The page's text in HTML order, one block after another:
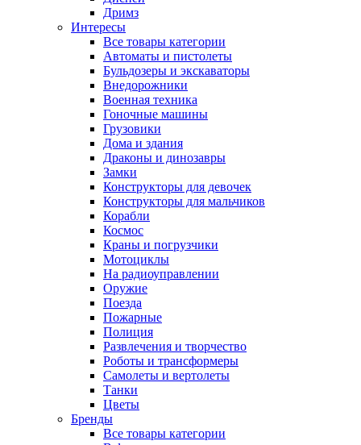
Дримз
Интересы
Все товары категории
Автоматы и пистолеты
Бульдозеры и экскаваторы
Внедорожники
Военная техника
Гоночные машины
Грузовики
Дома и здания
Драконы и динозавры
Замки
Конструкторы для девочек
Конструкторы для мальчиков
Корабли
Космос
Краны и погрузчики
Мотоциклы
На радиоуправлении
Оружие
Поезда
Пожарные
Полиция
Развлечения и творчество
Роботы и трансформеры
Самолеты и вертолеты
Танки
Цветы
Бренды
Все товары категории